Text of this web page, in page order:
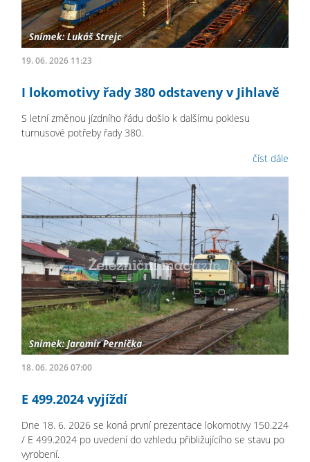
19. 06. 2026 11:23
I lokomotivy řady 380 odstaveny v Jihlavě
S letní změnou jízdního řádu došlo k dalšímu poklesu
turnusové potřeby řady 380.
číst dále
18. 06. 2026 07:00
E 499.2024 vyjíždí
Dne 18. 6. 2026 se koná první prezentace lokomotivy 150.224
/ E 499.2024 po uvedení do vzhledu přibližujícího se stavu po
vyrobení.